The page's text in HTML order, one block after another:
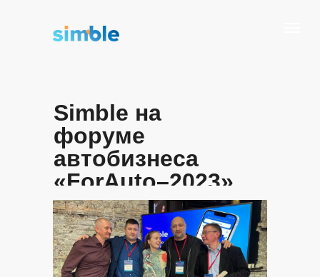
Simble на
форуме
автобизнеса
«ForAuto–2023»